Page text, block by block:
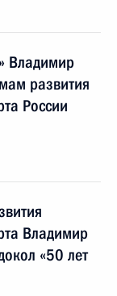
Владимир
развития
России
Владимир
«50 лет